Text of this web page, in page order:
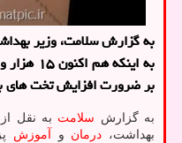
به گزارش سلامت، وزیر
بر ضرورت افزایش تخت های
به گزارش سلامت به نقل از
بهداشت، درمان و آموزش